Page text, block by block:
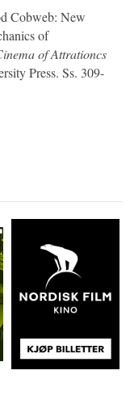
Cobweb: New
of
of Attrationcs
Press. Ss. 309-